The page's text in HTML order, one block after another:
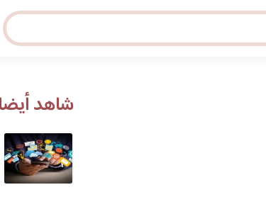
للفتاة العصرية شاهد